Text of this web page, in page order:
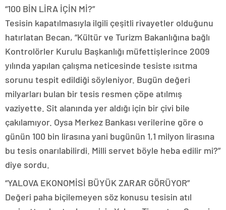
“100 BİN LİRA İÇİN Mİ?”
Tesisin kapatılmasıyla ilgili çeşitli rivayetler olduğunu
hatırlatan Becan, “Kültür ve Turizm Bakanlığına bağlı
Kontrolörler Kurulu Başkanlığı müfettişlerince 2009
yılında yapılan çalışma neticesinde tesiste ısıtma
sorunu tespit edildiği söyleniyor. Bugün değeri
milyarları bulan bir tesis resmen çöpe atılmış
vaziyette. Sit alanında yer aldığı için bir çivi bile
çakılamıyor. Oysa Merkez Bankası verilerine göre o
günün 100 bin lirasına yani bugünün 1,1 milyon lirasına
bu tesis onarılabilirdi. Milli servet böyle heba edilir mi?”
diye sordu.
“YALOVA EKONOMİSİ BÜYÜK ZARAR GÖRÜYOR”
Değeri paha biçilemeyen söz konusu tesisin atıl